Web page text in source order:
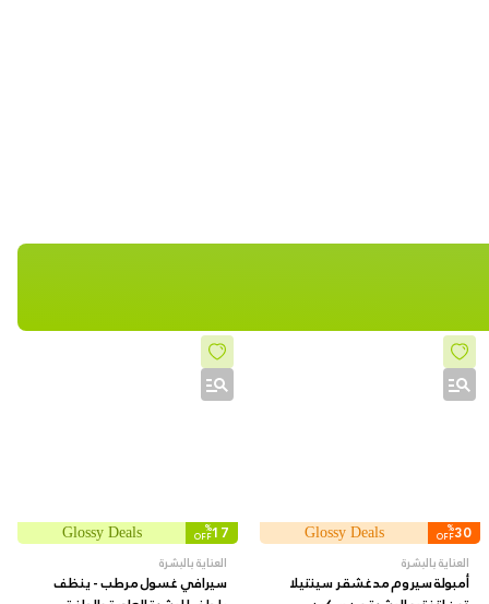
30
%
OFF
Glossy Deals
العناية بالبشرة
أمبولة سيروم مدغشقر سينتيلا
17
%
OFF
Glossy Deals
العناية بالبشرة
سيرافي غسول مرطب - ينظف